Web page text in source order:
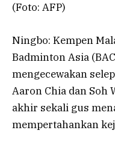
(Foto: AFP)
Ningbo: Kempen
Badminton Asia
mengecewakan
Aaron Chia dan
akhir sekali gus
mempertahankan